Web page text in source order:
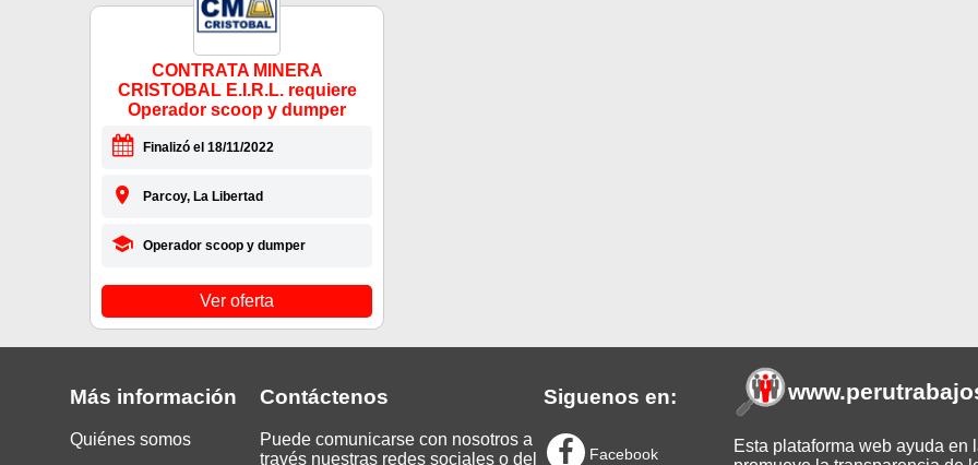
CONTRATA MINERA
CRISTOBAL E.I.R.L. requiere
Operador scoop y dumper
Finalizó el 18/11/2022
Parcoy, La Libertad
Operador scoop y dumper
Ver oferta
Más información
Quiénes somos
Contáctenos
Puede comunicarse con nosotros a
través nuestras redes sociales o del
Siguenos en:
Facebook
Esta plataforma web ayuda